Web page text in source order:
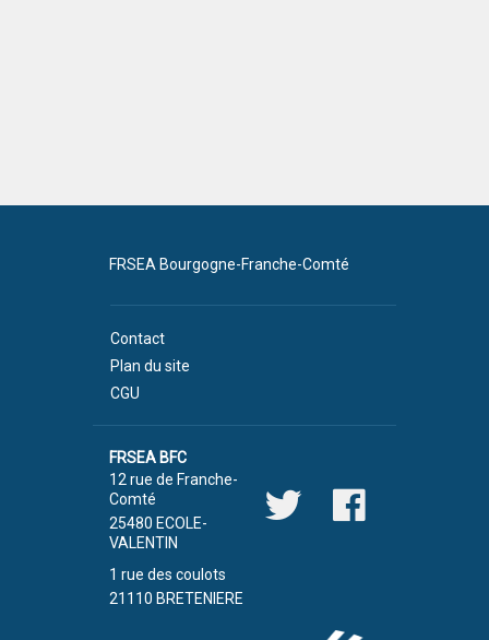
FRSEA Bourgogne-Franche-Comté
Contact
Plan du site
CGU
FRSEA BFC
12 rue de Franche-
Comté
25480 ECOLE-
VALENTIN
1 rue des coulots
21110 BRETENIERE